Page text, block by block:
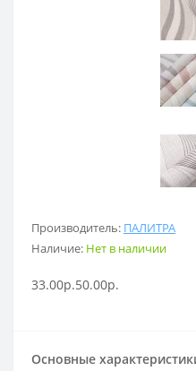
Производитель: ПАЛИТРА
Наличие: Нет в наличии
33.00р.50.00р.
Основные